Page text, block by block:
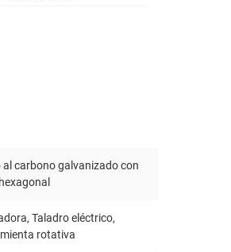
al carbono galvanizado con
Taladro eléctrico,
rotativa